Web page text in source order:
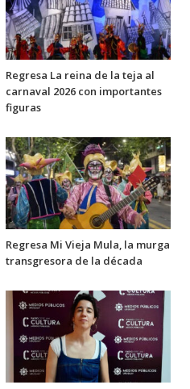
Regresa La reina de la teja al
carnaval 2026 con importantes
figuras
Regresa Mi Vieja Mula, la murga
transgresora de la década